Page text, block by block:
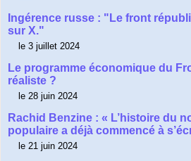
Ingérence russe : "Le front
sur X."
le 3 juillet 2024
Le programme économique du
réaliste ?
le 28 juin 2024
Rachid Benzine : « L’histoire du
populaire a déjà commencé à
le 21 juin 2024